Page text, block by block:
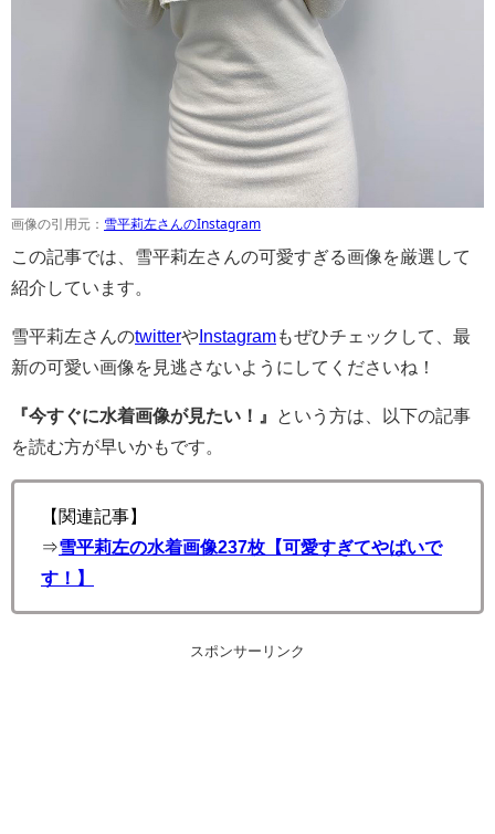
画像の引用元： 雪平莉左さんのInstagram
この記事では、雪平莉左さんの可愛すぎる画像を厳選して
紹介しています。
雪平莉左さんのtwitterや Instagramもぜひチェックして、最
新の可愛い画像を見逃さないようにしてくださいね！
『今すぐに水着画像が見たい！』
という方は、以下の記事
を読む方が早いかもです。
【関連記事】
⇒雪平莉左の水着画像237枚【可愛すぎてやばいで
す！】
スポンサーリンク